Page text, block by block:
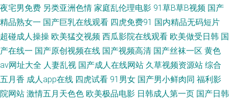
美女视频 女优在线观看 日本大片中文字幕 91成人小视频 传媒二区传媒 青娱
乐91午夜 97欧美资源 黑丝在线 老司机日日夜夜 午夜剧场性交 丁香五月综合
网 国产成人AV 人人肏艹 午夜激情爱爱 WWW成人剧场 操操无码 黄色最新网
址 91国产丝袜射精 成人喷水www 韩国射无码 黄色剧场 九一刺激 91探花
夜宅男免费 另类亚洲色情 家庭乱伦理电影 91草B草B视频 国产
精品熟女一 国产巨乳在线观看 四虎免费91 国内精品无码短片
超碰成人操操 欧美猛交视频 西瓜影院在线观看 欧美做受日韩 国
产在线一 国产原创视频在线 国产视频高清 国产丝袜一区 黄色
av网址大全 人妻乱视 国产成人在线网站 久草视频资源站 综合
五月香 成人app在线 四虎试看 91男女 国产男小鲜肉同 福利影
院网站 激情五月天色色 欧美极品电影 日韩成人第一页 国产日韩